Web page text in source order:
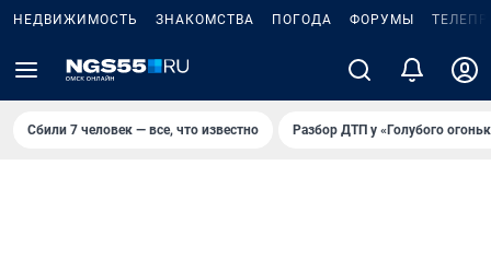
НЕДВИЖИМОСТЬ ЗНАКОМСТВА ПОГОДА ФОРУМЫ
Сбили 7 человек — все, что известно Разбор ДТП у «Голубого